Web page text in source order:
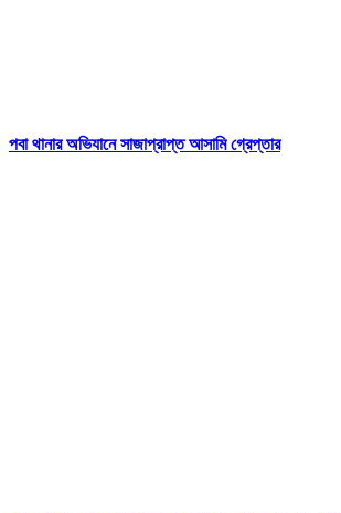
পবা থানার অভিযানে সাজাপ্রাপ্ত আসামি গ্রেপ্তার